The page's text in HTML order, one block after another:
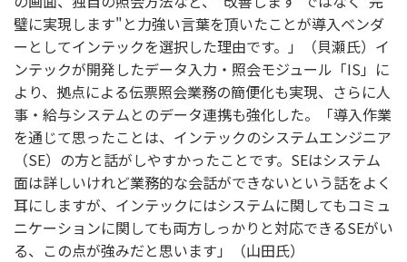
璧に実現します"と力強い言葉を頂いたことが導入ベンダ
ーとしてインテックを選択した理由です。」（貝瀬氏）イ
ンテックが開発したデータ入力・照会モジュール「IS」に
より、拠点による伝票照会業務の簡便化も実現、さらに人
事・給与システムとのデータ連携も強化した。「導入作業
を通じて思ったことは、インテックのシステムエンジニア
（SE）の方と話がしやすかったことです。SEはシステム
面は詳しいけれど業務的な会話ができないという話をよく
耳にしますが、インテックにはシステムに関してもコミュ
ニケーションに関しても両方しっかりと対応できるSEがい
る、この点が強みだと思います」（山田氏）